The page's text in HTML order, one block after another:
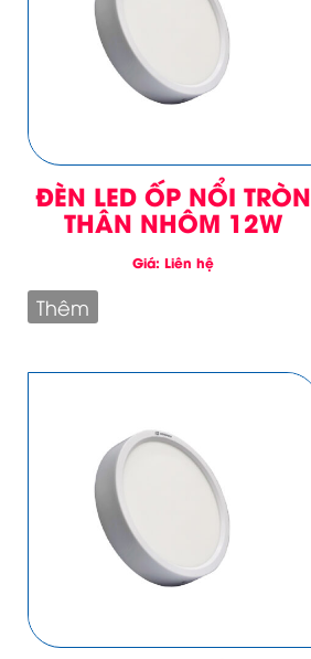
ĐÈN LED ỐP NỔI TRÒN
THÂN NHÔM 12W
Giá: Liên hệ
Thêm